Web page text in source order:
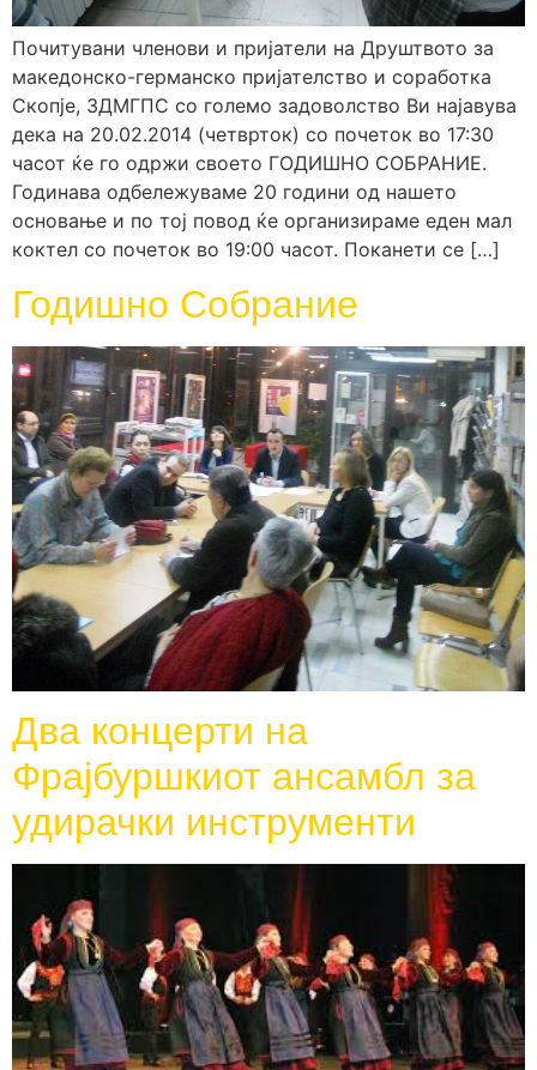
Почитувани членови и пријатели на Друштвото за
македонско-германско пријателство и соработка
Скопје, ЗДМГПС со големо задоволство Ви најавува
дека на 20.02.2014 (четврток) со почеток во 17:30
часот ќе го одржи своето ГОДИШНО СОБРАНИЕ.
Годинава одбележуваме 20 години од нашето
основање и по тој повод ќе организираме еден мал
коктел со почеток во 19:00 часот. Поканети се […]
Годишно Собрание
Два концерти на
Фрајбуршкиот ансамбл за
удирачки инструменти